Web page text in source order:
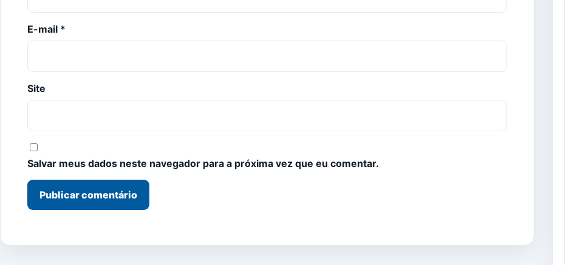
E-mail *
Site
Salvar meus dados neste navegador para a próxima vez que eu comentar.